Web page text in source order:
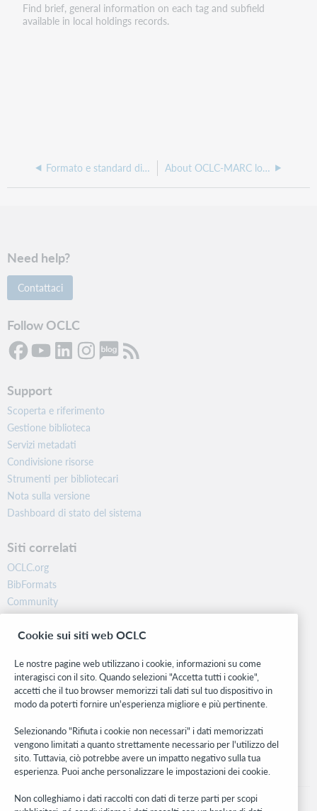
Find brief, general information on each tag and subfield
available in local holdings records.
Formato e standard di posseduto locale OCLC-MARC About OCLC-MARC local holdings format and standards
Need help?
Contattaci
Follow OCLC
Support
Scoperta e riferimento
Gestione biblioteca
Servizi metadati
Condivisione risorse
Strumenti per bibliotecari
Nota sulla versione
Dashboard di stato del sistema
Siti correlati
OCLC.org
BibFormats
Community
Ricerca
WebJunction
Stay in the know.
Ricevi gli ultimi aggiornamenti di prodotti, ricerche, eventi e molto
altro direttamente nella tua casella di posta.
Subscribe now
Cookie sui siti web OCLC
Le nostre pagine web utilizzano i cookie, informazioni su come
interagisci con il sito. Quando selezioni "Accetta tutti i cookie",
accetti che il tuo browser memorizzi tali dati sul tuo dispositivo in
modo da poterti fornire un'esperienza migliore e più pertinente.
Selezionando "Rifiuta i cookie non necessari" i dati memorizzati
vengono limitati a quanto strettamente necessario per l'utilizzo del
sito. Tuttavia, ciò potrebbe avere un impatto negativo sulla tua
esperienza. Puoi anche personalizzare le impostazioni dei cookie.
Non colleghiamo i dati raccolti con dati di terze parti per scopi